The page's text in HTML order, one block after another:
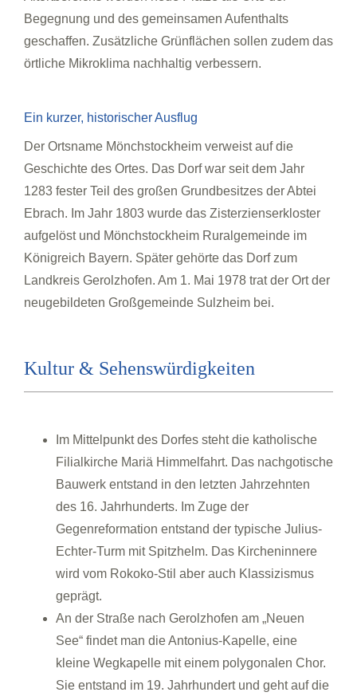
Begegnung und des gemeinsamen Aufenthalts
geschaffen. Zusätzliche Grünflächen sollen zudem das
örtliche Mikroklima nachhaltig verbessern.
Ein kurzer, historischer Ausflug
Der Ortsname Mönchstockheim verweist auf die
Geschichte des Ortes. Das Dorf war seit dem Jahr
1283 fester Teil des großen Grundbesitzes der Abtei
Ebrach. Im Jahr 1803 wurde das Zisterzienserkloster
aufgelöst und Mönchstockheim Ruralgemeinde im
Königreich Bayern. Später gehörte das Dorf zum
Landkreis Gerolzhofen. Am 1. Mai 1978 trat der Ort der
neugebildeten Großgemeinde Sulzheim bei.
Kultur & Sehenswürdigkeiten
Im Mittelpunkt des Dorfes steht die katholische
Filialkirche Mariä Himmelfahrt. Das nachgotische
Bauwerk entstand in den letzten Jahrzehnten
des 16. Jahrhunderts. Im Zuge der
Gegenreformation entstand der typische Julius-
Echter-Turm mit Spitzhelm. Das Kircheninnere
wird vom Rokoko-Stil aber auch Klassizismus
geprägt.
An der Straße nach Gerolzhofen am „Neuen
See“ findet man die Antonius-Kapelle, eine
kleine Wegkapelle mit einem polygonalen Chor.
Sie entstand im 19. Jahrhundert und geht auf die